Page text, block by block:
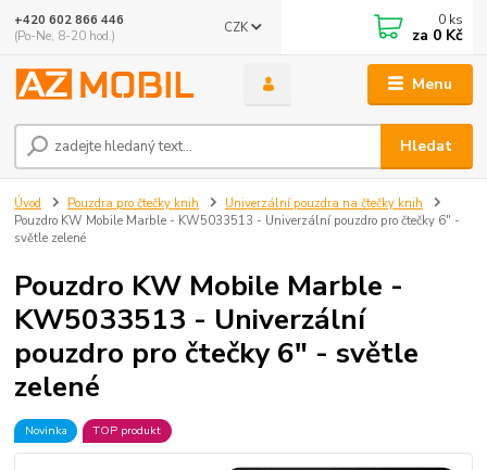
Menu
CZK
Hledat
+420 602 866 446
(Po-Ne, 8-20 hod.)
0 ks
za 0 Kč
Úvod Pouzdra pro čtečky knih
Univerzální pouzdra na čtečky knih
Pouzdro KW Mobile Marble - KW5033513 - Univerzální pouzdro pro čtečky 6" -
světle zelené
Pouzdro KW Mobile Marble -
KW5033513 - Univerzální
pouzdro pro čtečky 6" - světle
zelené
Novinka TOP produkt